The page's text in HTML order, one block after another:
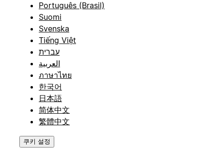
Português (Brasil)
Suomi
Svenska
Tiếng Việt
עברית
العربية
ภาษาไทย
한국어
日本語
简体中文
繁體中文
쿠키 설정